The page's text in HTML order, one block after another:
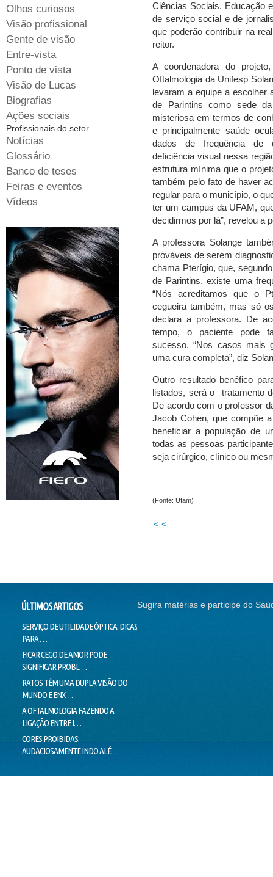
Ciências Sociais, Educação
de serviço social e de
que poderão contribuir na
reitor.
A coordenadora do
Oftalmologia da Unifesp
levaram a equipe a escolher
de Parintins como sede
misteriosa em termos de
e principalmente saúde
dados de frequência de
deficiência visual nessa
estrutura mínima que o
também pelo fato de haver
regular para o município, o
ter um campus da UFAM,
decidirmos por lá”, revelou a
A professora Solange
prováveis de serem
chama Pterígio, que,
de Parintins, existe uma
“Nós acreditamos que o
cegueira também, mas só
declara a professora. De
tempo, o paciente pode
sucesso. “Nos casos mais
uma cura completa”, diz
Outro resultado benéfico
listados, será o tratamento
De acordo com o professor
Jacob Cohen, que compõe
beneficiar a população de
todas as pessoas
seja cirúrgico, clínico ou
(Fonte: Ufam)
< <
Olhos curiosos
Visão profissional
Gente de visão
Entre-vista
Ponto de vista
Visão de Lucas
Biografias
Ações sociais
Profissionais do setor
Notícias
Glossário
Banco de teses
Feiras e eventos
Vídeos
ÚLTIMOS ARTIGOS
SERVIÇO DE UTILIDADE ÓPTICA: DICAS
PARA …
FICAR CEGO DE AMOR PODE
SIGNIFICAR PROBL…
RATOS TÊM UMA DUPLA VISÃO DO
MUNDO E ENX…
A OFTALMOLOGIA FAZENDO A
LIGAÇÃO ENTRE I…
CORES PROIBIDAS:
AUDACIOSAMENTE INDO ALÉ…
Sugira matérias e participe do